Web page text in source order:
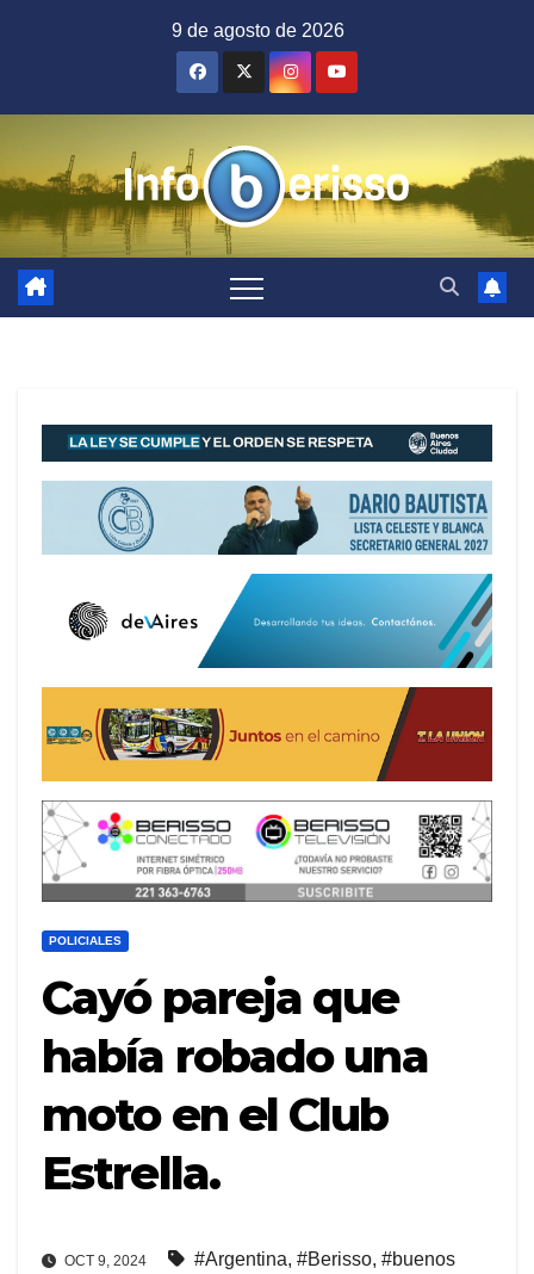
9 de agosto de 2026
POLICIALES
Cayó pareja que
había robado una
moto en el Club
Estrella.
OCT 9, 2024 #Argentina, #Berisso, #buenos